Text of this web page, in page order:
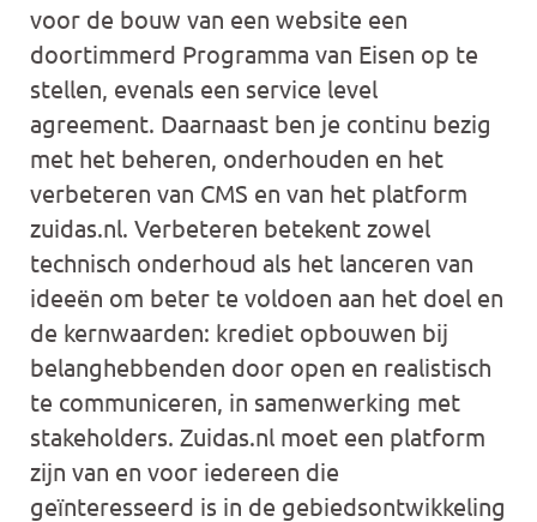
voor de bouw van een website een
doortimmerd Programma van Eisen op te
stellen, evenals een service level
agreement. Daarnaast ben je continu bezig
met het beheren, onderhouden en het
verbeteren van CMS en van het platform
zuidas.nl. Verbeteren betekent zowel
technisch onderhoud als het lanceren van
ideeën om beter te voldoen aan het doel en
de kernwaarden: krediet opbouwen bij
belanghebbenden door open en realistisch
te communiceren, in samenwerking met
stakeholders. Zuidas.nl moet een platform
zijn van en voor iedereen die
geïnteresseerd is in de gebiedsontwikkeling